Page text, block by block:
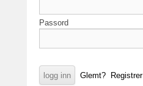
Passord
Glemt? Registrer